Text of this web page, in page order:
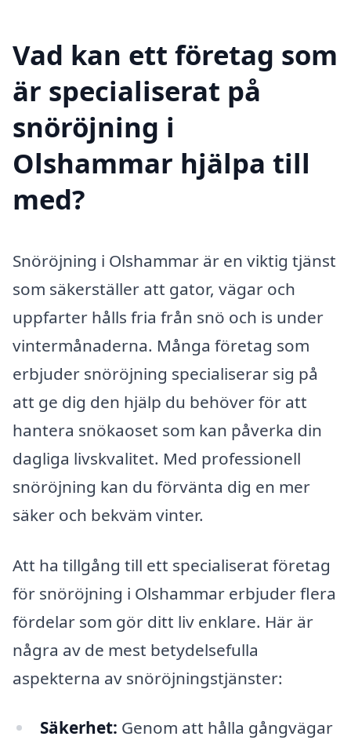
Vad kan ett företag som
är specialiserat på
snöröjning i
Olshammar hjälpa till
med?
Snöröjning i Olshammar är en viktig tjänst
som säkerställer att gator, vägar och
uppfarter hålls fria från snö och is under
vintermånaderna. Många företag som
erbjuder snöröjning specialiserar sig på
att ge dig den hjälp du behöver för att
hantera snökaoset som kan påverka din
dagliga livskvalitet. Med professionell
snöröjning kan du förvänta dig en mer
säker och bekväm vinter.
Att ha tillgång till ett specialiserat företag
för snöröjning i Olshammar erbjuder flera
fördelar som gör ditt liv enklare. Här är
några av de mest betydelsefulla
aspekterna av snöröjningstjänster:
Säkerhet: Genom att hålla gångvägar